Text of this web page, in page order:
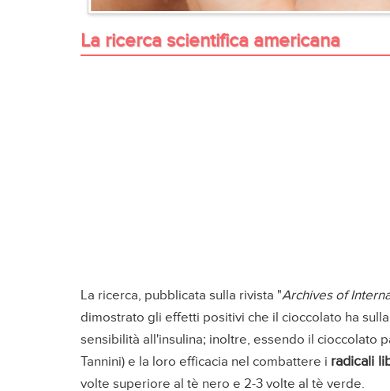
La ricerca scientifica americana
La ricerca, pubblicata sulla rivista "Archives of
dimostrato gli effetti positivi che il cioccolato ha
sensibilità all'insulina; inoltre, essendo il cioccolato
Tannini) e la loro efficacia nel combattere i radicali
volte superiore al tè nero e 2-3 volte al tè verde.